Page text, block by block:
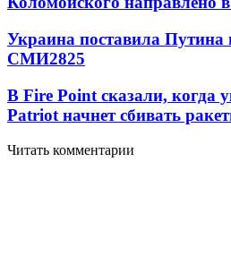
Украина поставила Путина
СМИ2825
В Fire Point сказали, когда
Patriot начнет сбивать
Читать комментарии